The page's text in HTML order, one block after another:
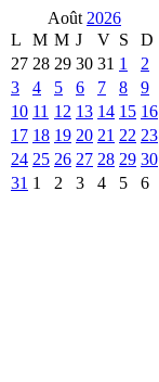
Août 2026
L
M M J V S
D
27 28 29 30 31 1
2
3
4 5 6 7 8
9
10 11 12 13 14 15 16
17 18 19 20 21 22 23
24 25 26 27 28 29 30
31 1 2 3 4 5 6